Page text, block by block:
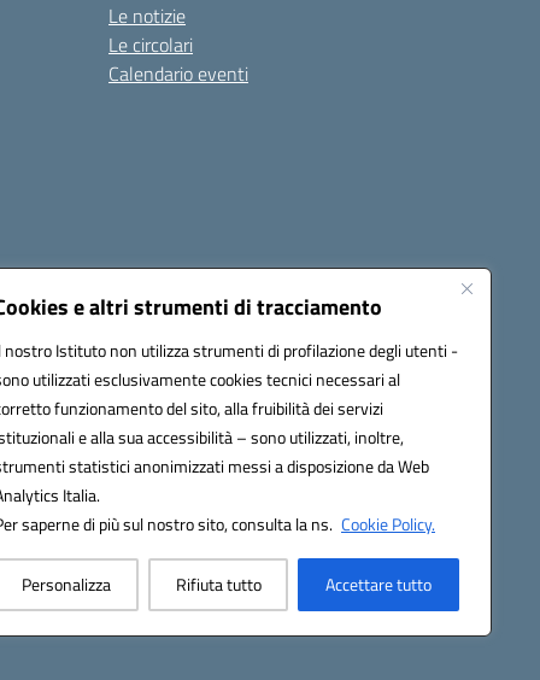
e altri strumenti di tracciamento
nostro Istituto non utilizza strumenti di profilazione degli utenti -
utilizzati esclusivamente cookies tecnici necessari al
funzionamento del sito, alla fruibilità dei servizi
e alla sua accessibilità – sono utilizzati, inoltre,
statistici anonimizzati messi a disposizione da Web
Italia.
saperne di più sul nostro sito, consulta la ns. Cookie Policy.
Personalizza Rifiuta tutto Accettare tutto
Le notizie
Le circolari
Calendario eventi